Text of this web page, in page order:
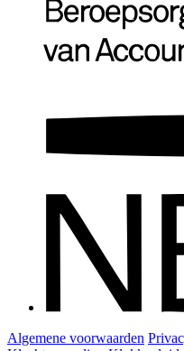
Algemene voorwaarden